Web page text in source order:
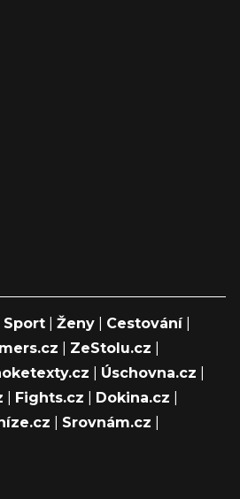
Sport Ženy Cestování|
ZeStolu.cz
Úschovna.cz
Fights.cz Dokina.cz
Srovnám.cz